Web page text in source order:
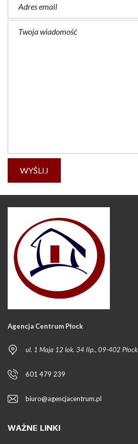
Agencja Centrum Płock
ul. 1 Maja 12 lok. 34 IIp., 09-402 Płock
601 479 239
biuro@agencjacentrum.pl
WAŻNE LINKI